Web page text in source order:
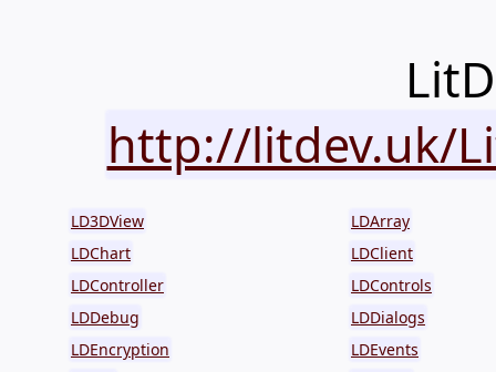
http://litdev.uk/
LD3DView
LDArray
LDChart
LDClient
LDController
LDControls
LDDebug
LDDialogs
LDEncryption
LDEvents